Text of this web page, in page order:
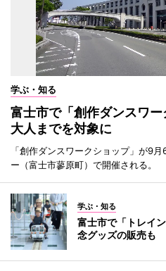
学ぶ・知る
富士市で「創作ダンスワ
大人までを対象に
「創作ダンスワークショップ」が9
ー（富士市蓼原町）で開催される。
学ぶ・知る
富士市で「トレイ
念グッズの販売も